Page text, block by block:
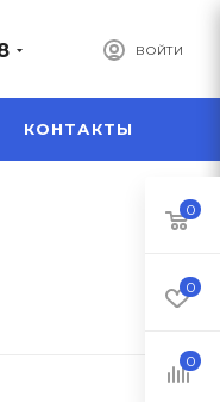
ВОЙТИ
КОНТАКТЫ
0
0
0